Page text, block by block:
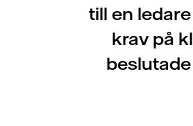
till en
krav på